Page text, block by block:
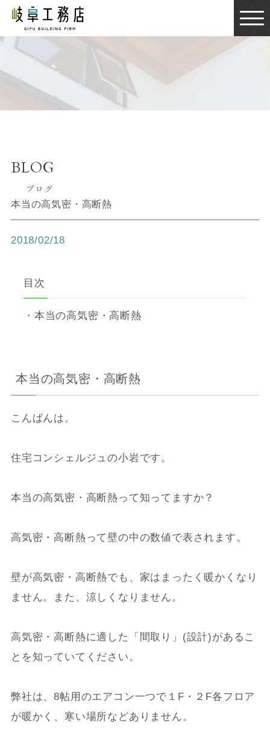
BLOG
ブログ
BLOG
ブログ
本当の高気密・高断熱
2018/02/18
目次
本当の高気密・高断熱
本当の高気密・高断熱
こんばんは。
住宅コンシェルジュの小岩です。
本当の高気密・高断熱って知ってますか？
高気密・高断熱って壁の中の数値で表されます。
壁が高気密・高断熱でも、家はまったく暖かくなり
ません。また、涼しくなりません。
高気密・高断熱に適した「間取り」(設計)があるこ
とを知っていてください。
弊社は、8帖用のエアコン一つで１F・２F各フロア
が暖かく、寒い場所などありません。